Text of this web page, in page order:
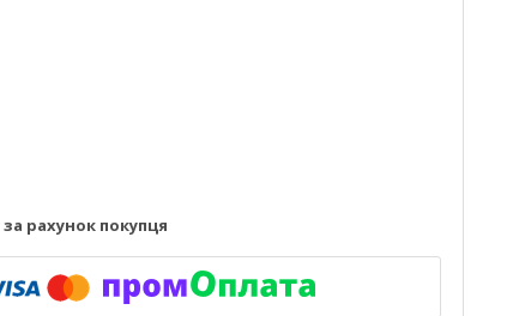
за рахунок покупця